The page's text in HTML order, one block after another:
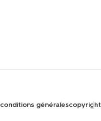
conditions généralescopyright